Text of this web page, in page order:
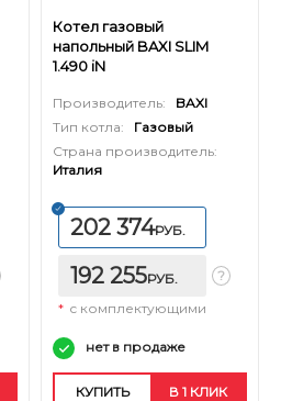
Котел газовый
напольный BAXI SLIM
1.490 iN
Производитель:
BAXI
Тип котла:
Газовый
Страна производитель:
Италия
202 374РУБ.
192 255РУБ.
* с комплектующими
нет в продаже
КУПИТЬ В 1 КЛИК